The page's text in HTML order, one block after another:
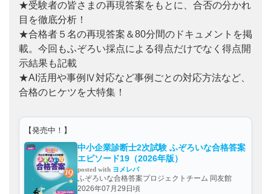
★受験者の皆さまの再現答案をもとに、合否の分かれ
目を徹底分析！
★合格者５名の再現答案＆80分間のドキュメントを掲
載。今回もふぞろい採点による得点だけでなく得点開
示結果も記載
★AI活用や事例Ⅳ対応など事例ごとの対応方法など、
合格のヒケツを大特集！
【発売中！】
中小企業診断士2次試験 ふぞろいな合格答案
エピソード19（2026年版）
posted with ヨメレバ
ふぞろいな合格答案プロジェクトチーム 同友館
2026年07月29日頃